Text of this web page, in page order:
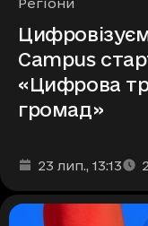
Регіони
Campus
«Цифрова
громад»
Дата та час
23 лип., 13:13
Час читання: 2